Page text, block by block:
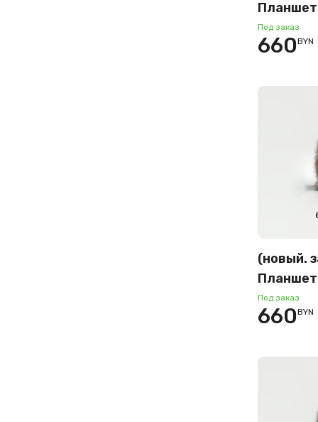
Планшет
8GB/
версия
Под заказ
660BYN
(новый.
Планшет
8GB/
версия
Под заказ
660BYN